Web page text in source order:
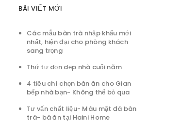
BÀI VIẾT MỚI
Các mẫu bàn trà nhập khẩu mới
nhất, hiện đại cho phòng khách
sang trọng
Thứ tự dọn dẹp nhà cuối năm
4 tiêu chí chọn bàn ăn cho Gian
bếp nhà bạn- Không thể bỏ qua
Tư vấn chất liệu- Màu mặt đá bàn
trà- bà ăn tại Haini Home